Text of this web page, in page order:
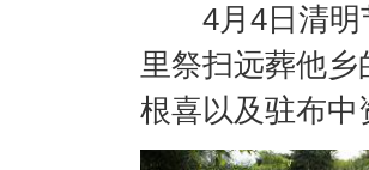
4月 4日清明
里祭扫远葬他
根喜以及驻布